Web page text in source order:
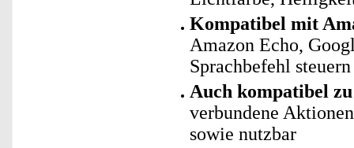
Kompatibel mit
Amazon Echo,
Sprachbefehl steuern
Auch kompatibel
verbundene
sowie nutzbar